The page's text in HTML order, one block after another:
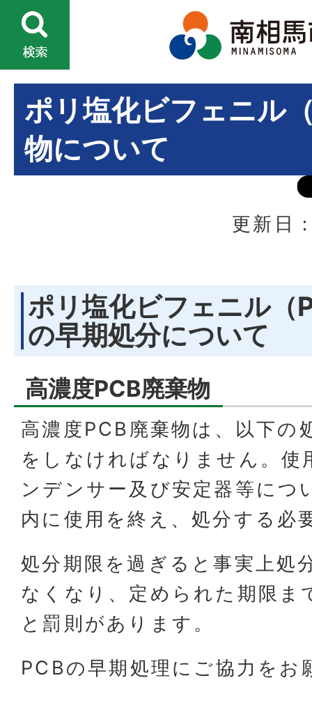
ポリ塩化ビフェニル
物について
更新日
ポリ塩化ビフェニル（
の早期処分について
高濃度PCB廃棄物
高濃度PCB廃棄物は、以下の
をしなければなりません。使
ンデンサー及び安定器等につ
内に使用を終え、処分する必
処分期限を過ぎると事実上処
なくなり、定められた期限ま
と罰則があります。
PCBの早期処理にご協力をお